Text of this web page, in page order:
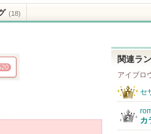
(18)
関連ラ
アイブロ
セ
カ